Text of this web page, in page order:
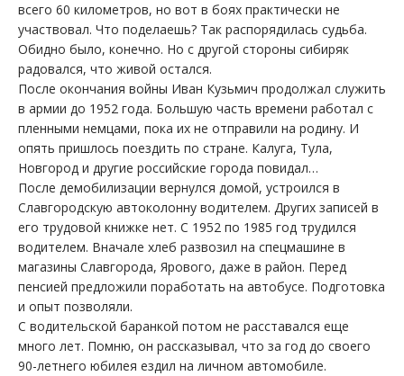
всего 60 километров, но вот в боях практически не
участвовал. Что поделаешь? Так распорядилась судьба.
Обидно было, конечно. Но с другой стороны сибиряк
радовался, что живой остался.
После окончания войны Иван Кузьмич продолжал служить
в армии до 1952 года. Большую часть времени работал с
пленными немцами, пока их не отправили на родину. И
опять пришлось поездить по стране. Калуга, Тула,
Новгород и другие российские города повидал…
После демобилизации вернулся домой, устроился в
Славгородскую автоколонну водителем. Других записей в
его трудовой книжке нет. С 1952 по 1985 год трудился
водителем. Вначале хлеб развозил на спецмашине в
магазины Славгорода, Ярового, даже в район. Перед
пенсией предложили поработать на автобусе. Подготовка
и опыт позволяли.
С водительской баранкой потом не расставался еще
много лет. Помню, он рассказывал, что за год до своего
90-летнего юбилея ездил на личном автомобиле.